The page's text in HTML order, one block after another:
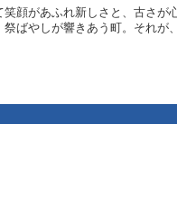
顔があふれ新しさと、古さが
ばやしが響きあう町。それが